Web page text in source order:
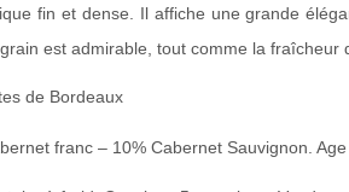
fin et dense. Il affiche une grande
est admirable, tout comme la fraîcheur
de Bordeaux
franc – 10% Cabernet Sauvignon. Age